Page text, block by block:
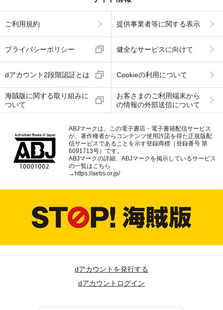
ご利用規約 提供事業者等に関する表示
プライバシーポリシー 健全なサービスに向けて
dアカウント2段階認証とは Cookieの利用について
海賊版に関する取り組みに
ついて
お客さまのご利用端末から
の情報の外部送信について
ABJマークは、この電子書店・電子書籍配信サービス
が、著作権者からコンテンツ使用許諾を得た正規版配
信サービスであることを示す登録商標（登録番号 第
6091713号）です。
ABJマークの詳細、ABJマークを掲示しているサービス
の一覧はこちら
→ https://aebs.or.jp/
dアカウントを発行する
dアカウントログイン